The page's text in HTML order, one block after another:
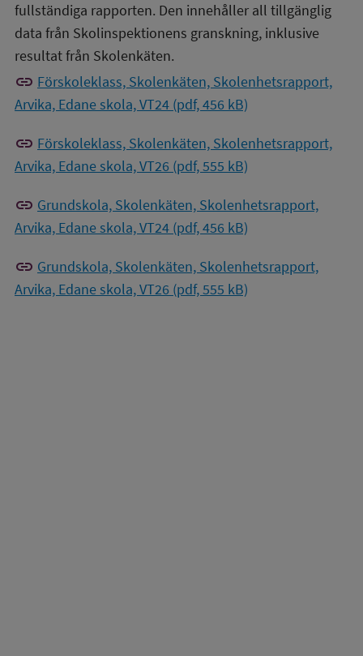
fullständiga rapporten. Den innehåller all tillgänglig
data från Skolinspektionens granskning, inklusive
resultat från Skolenkäten.
link Förskoleklass, Skolenkäten, Skolenhetsrapport,
Arvika, Edane skola, VT24 (pdf, 456 kB)
link Förskoleklass, Skolenkäten, Skolenhetsrapport,
Arvika, Edane skola, VT26 (pdf, 555 kB)
link Grundskola, Skolenkäten, Skolenhetsrapport,
Arvika, Edane skola, VT24 (pdf, 456 kB)
link Grundskola, Skolenkäten, Skolenhetsrapport,
Arvika, Edane skola, VT26 (pdf, 555 kB)